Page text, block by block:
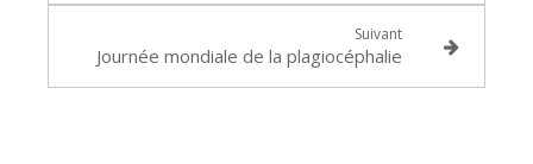
Suivant
Journée mondiale de la plagiocéphalie